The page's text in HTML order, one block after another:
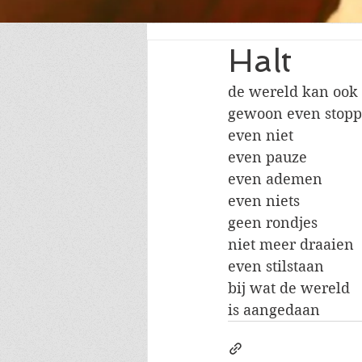
Halt
de wereld kan ook
gewoon even
even niet
even pauze
even ademen
even niets
geen rondjes
niet meer draaien
even stilstaan
bij wat de wereld
is aangedaan